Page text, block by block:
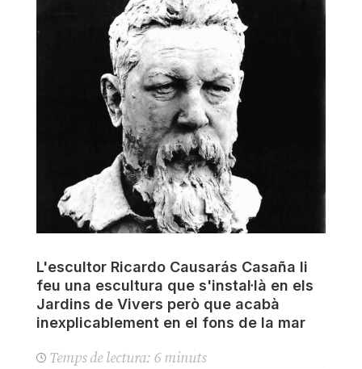
L'escultor Ricardo Causarás Casaña li
feu una escultura que s'instal·là en els
Jardins de Vivers però que acabà
inexplicablement en el fons de la mar
Temps de lectura: 6 minuts